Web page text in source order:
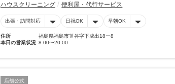
ハウスクリーニング 便利屋・代行サービス
出張・訪問対応 日祝OK 早朝OK
住所
福島県福島市笹谷字下成出18ー8
本日の営業状況 8:00〜20:00
店舗公式